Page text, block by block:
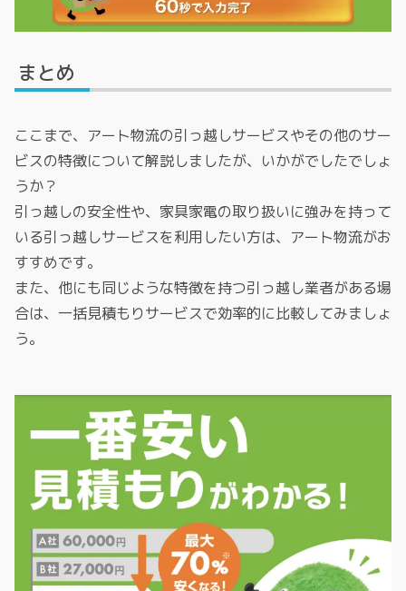
まとめ
ここまで、アート物流の引っ越しサービスやその他のサー
ビスの特徴について解説しましたが、いかがでしたでしょ
うか？
引っ越しの安全性や、家具家電の取り扱いに強みを持って
いる引っ越しサービスを利用したい方は、アート物流がお
すすめです。
また、他にも同じような特徴を持つ引っ越し業者がある場
合は、一括見積もりサービスで効率的に比較してみましょ
う。